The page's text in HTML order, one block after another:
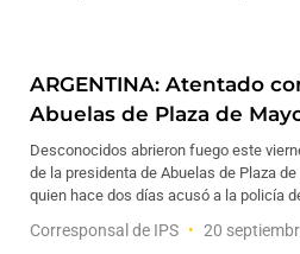
ARGENTINA: Atentado
Abuelas de Plaza de
Desconocidos abrieron fuego este
de la presidenta de Abuelas de Plaza
quien hace dos días acusó a la policía de
Corresponsal de IPS 20